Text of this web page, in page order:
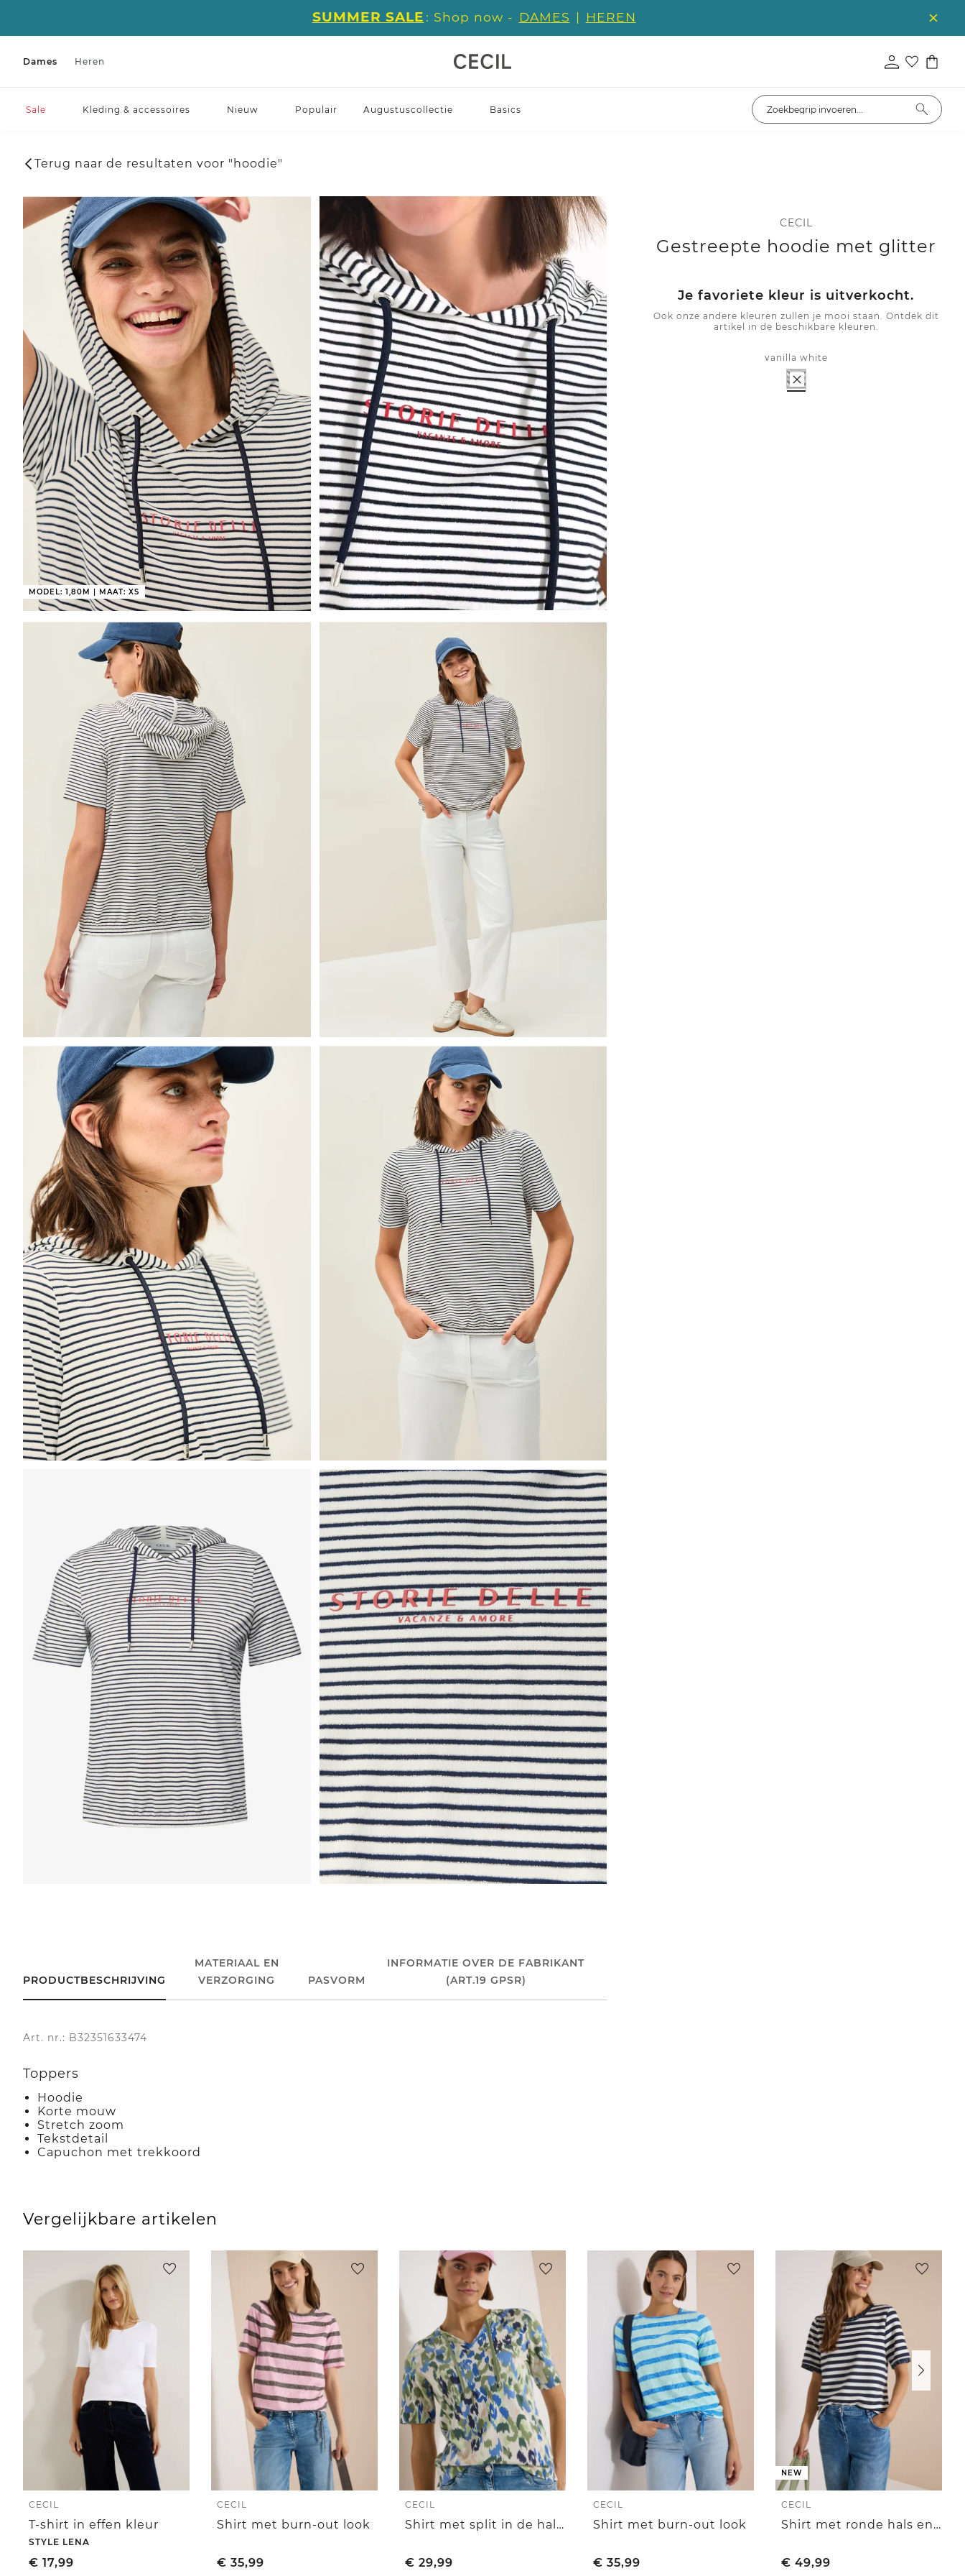
SUMMER SALE : Shop now - DAMES | HEREN
Dames Heren
Sale Kleding & accessoires Nieuw Populair Augustuscollectie Basics
Terug naar de resultaten voor "hoodie"
MODEL: 1,80M | MAAT: XS
CECIL
Gestreepte hoodie met glitter
Je favoriete kleur is uitverkocht.
Ook onze andere kleuren zullen je mooi staan. Ontdek dit
artikel in de beschikbare kleuren.
vanilla white
PRODUCTBESCHRIJVING
MATERIAAL EN
VERZORGING
PASVORM
INFORMATIE OVER DE FABRIKANT
(ART.19 GPSR)
Art. nr.: B32351633474
Toppers
Hoodie
Korte mouw
Stretch zoom
Tekstdetail
Capuchon met trekkoord
Vergelijkbare artikelen
CECIL
T-shirt in effen kleur
STYLE LENA
€ 17,99
CECIL
Shirt met burn-out look
€ 35,99
CECIL
Shirt met split in de hals en print
€ 29,99
CECIL
Shirt met burn-out look
€ 35,99
NEW
CECIL
Shirt met ronde hals en luipaardprintdetails
€ 49,99